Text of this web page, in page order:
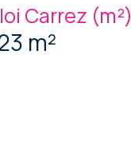
Carrez (m²)
m²